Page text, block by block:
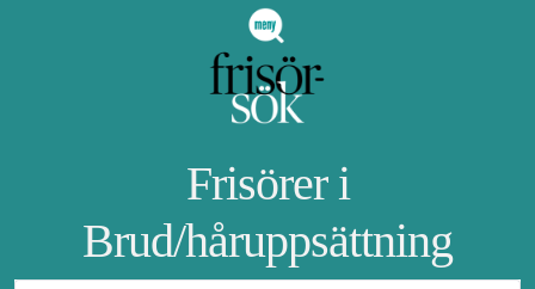
Frisörer i
Brud/håruppsättning